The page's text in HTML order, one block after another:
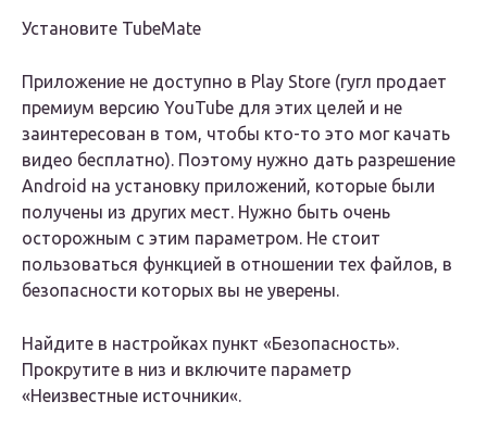
Установите TubeMate
Приложение не доступно в Play Store (гугл продает
премиум версию YouTube для этих целей и не
заинтересован в том, чтобы кто-то это мог качать
видео бесплатно). Поэтому нужно дать разрешение
Android на установку приложений, которые были
получены из других мест. Нужно быть очень
осторожным с этим параметром. Не стоит
пользоваться функцией в отношении тех файлов, в
безопасности которых вы не уверены.
Найдите в настройках пункт «Безопасность».
Прокрутите в низ и включите параметр
«Неизвестные источники«.